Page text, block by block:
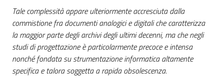
Tale complessità appare ulteriormente accresciuta dalla
commistione fra documenti analogici e digitali che caratterizza
la maggior parte degli archivi degli ultimi decenni, ma che negli
studi di progettazione è particolarmente precoce e intensa
nonché fondata su strumentazione informatica altamente
specifica e talora soggetta a rapida obsolescenza.